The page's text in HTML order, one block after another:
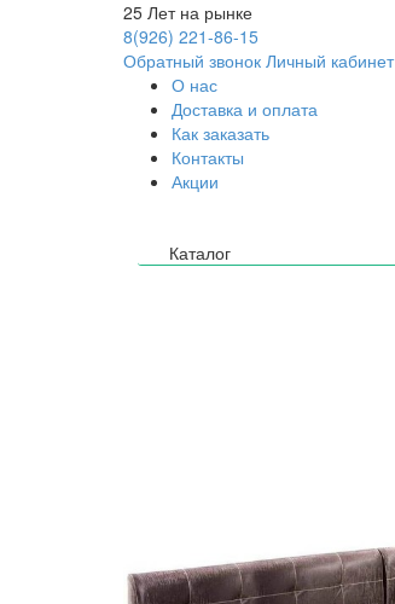
25 Лет на рынке
8(926) 221-86-15
Обратный звонок Личный кабинет
О нас
Доставка и оплата
Как заказать
Контакты
Акции
Каталог